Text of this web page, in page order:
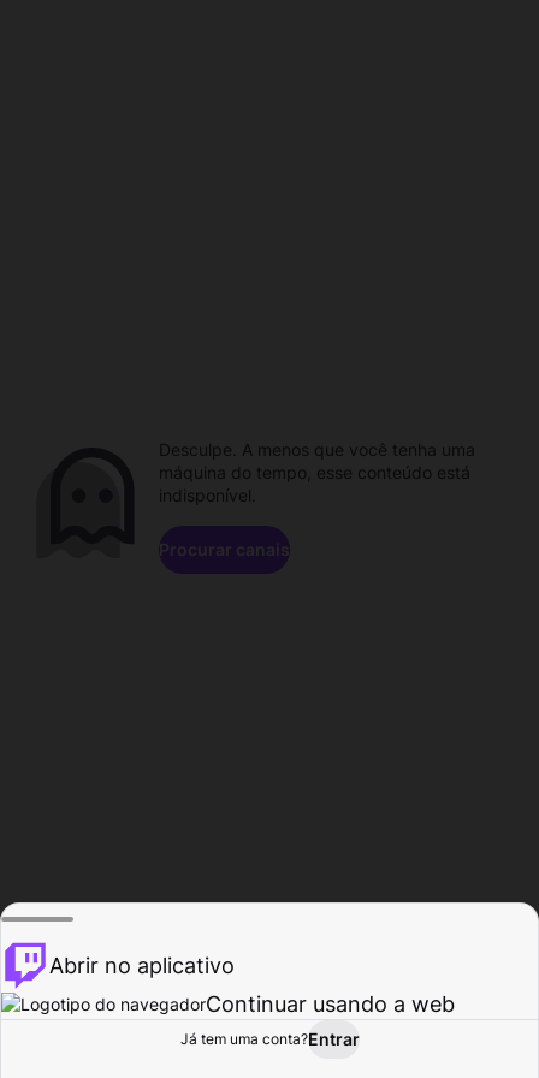
Procurar Atividade
Desculpe. A menos que você tenha uma
máquina do tempo, esse conteúdo está
indisponível.
Procurar canais
Abrir no aplicativo
Continuar usando a web
Já tem uma conta?Entrar